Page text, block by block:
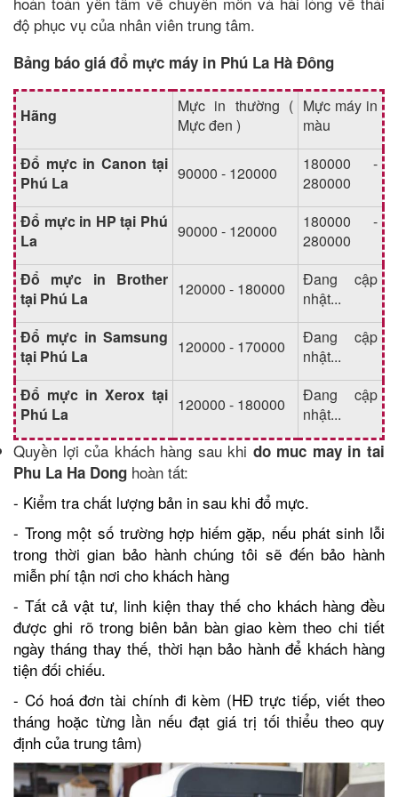
độ phục vụ của nhân viên trung tâm.
Bảng báo giá đổ mực máy in Phú La Hà Đông
Hãng
Mực in thường (
Mực đen )
Mực máy in
màu
Đổ mực in Canon tại
Phú La
90000 - 120000
180000 -
280000
Đổ mực in HP tại Phú
La
90000 - 120000
180000 -
280000
Đổ mực in Brother
tại Phú La
120000 - 180000
Đang cập
nhật...
Đổ mực in Samsung
tại Phú La
120000 - 170000
Đang cập
nhật...
Đổ mực in Xerox tại
Phú La
120000 - 180000
Đang cập
nhật...
Quyền lợi của khách hàng sau khi do muc may in tai
Phu La Ha Dong hoàn tất:
- Kiểm tra chất lượng bản in sau khi đổ mực.
- Trong một số trường hợp hiếm gặp, nếu phát sinh lỗi
trong thời gian bảo hành chúng tôi sẽ đến bảo hành
miễn phí tận nơi cho khách hàng
- Tất cả vật tư, linh kiện thay thế cho khách hàng đều
được ghi rõ trong biên bản bàn giao kèm theo chi tiết
ngày tháng thay thế, thời hạn bảo hành để khách hàng
tiện đối chiếu.
- Có hoá đơn tài chính đi kèm (HĐ trực tiếp, viết theo
tháng hoặc từng lần nếu đạt giá trị tối thiểu theo quy
định của trung tâm)